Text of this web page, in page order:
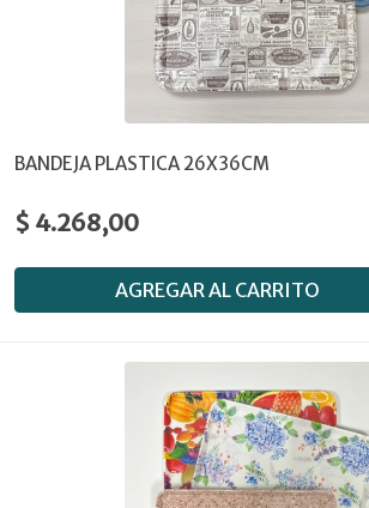
BANDEJA PLASTICA 26X36CM
$ 4.268,00
AGREGAR AL CARRITO